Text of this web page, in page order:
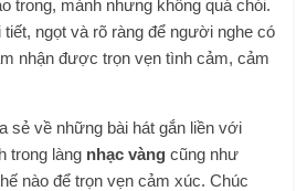
trong, mảnh nhưng không quá chói.
ngọt và rõ ràng để người nghe có
nhận được trọn vẹn tình cảm, cảm
sẻ về những bài hát gắn liền với
trong làng nhạc vàng cũng như
nào để trọn vẹn cảm xúc. Chúc